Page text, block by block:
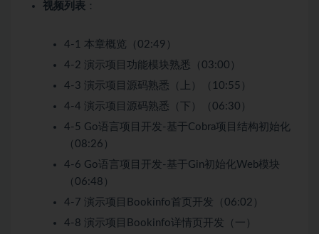
视频列表 ：
4-1 本章概览（02:49）
4-2 演示项目功能模块熟悉（03:00）
4-3 演示项目源码熟悉（上）（10:55）
4-4 演示项目源码熟悉（下）（06:30）
4-5 Go语言项目开发-基于Cobra项目结构初始化
（08:26）
4-6 Go语言项目开发-基于Gin初始化Web模块
（06:48）
4-7 演示项目Bookinfo首页开发（06:02）
4-8 演示项目Bookinfo详情页开发（一）